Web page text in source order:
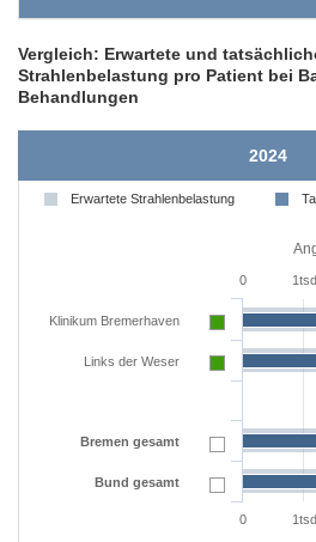
Vergleich: Erwartete und
Strahlenbelastung pro Patient bei
Behandlungen
2024
Erwartete Strahlenbelastung
Klinikum Bremerhaven
Links der Weser
Bremen gesamt
Bund gesamt
0 1tsd
0 1tsd